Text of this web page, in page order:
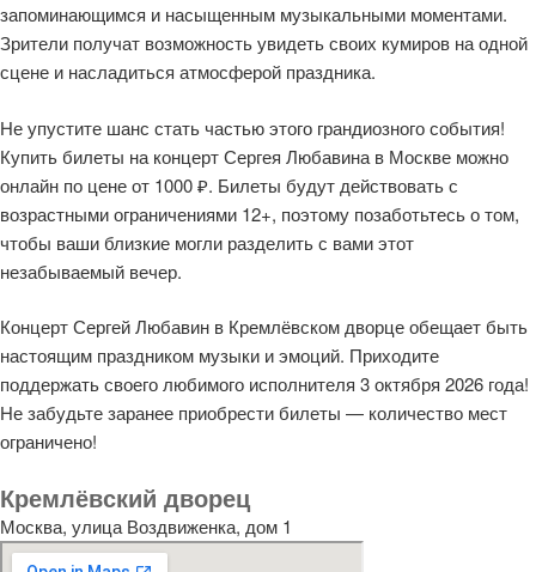
запоминающимся и насыщенным музыкальными моментами.
Зрители получат возможность увидеть своих кумиров на одной
сцене и насладиться атмосферой праздника.
Не упустите шанс стать частью этого грандиозного события!
Купить билеты на концерт Сергея Любавина в Москве можно
онлайн по цене от 1000 ₽. Билеты будут действовать с
возрастными ограничениями 12+, поэтому позаботьтесь о том,
чтобы ваши близкие могли разделить с вами этот
незабываемый вечер.
Концерт Сергей Любавин в Кремлёвском дворце обещает быть
настоящим праздником музыки и эмоций. Приходите
поддержать своего любимого исполнителя 3 октября 2026 года!
Не забудьте заранее приобрести билеты — количество мест
ограничено!
Кремлёвский дворец
Москва, улица Воздвиженка, дом 1